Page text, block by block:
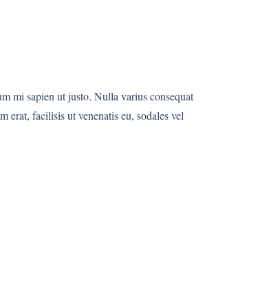
mi sapien ut justo. Nulla varius consequat
erat, facilisis ut venenatis eu, sodales vel